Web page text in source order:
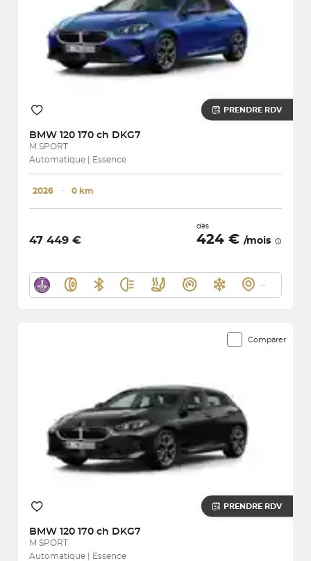
PRENDRE RDV
BMW 120 170 ch DKG7
M SPORT
Automatique | Essence
2026 ･ 0 km
47 449 €
dès
424 € /mois
Comparer
PRENDRE RDV
BMW 120 170 ch DKG7
M SPORT
Automatique | Essence